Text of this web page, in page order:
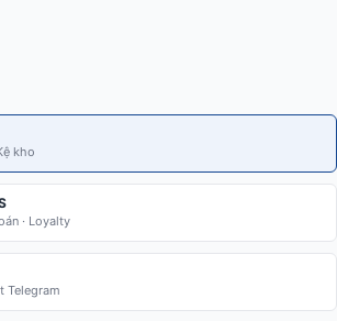
kho
· Loyalty
Telegram